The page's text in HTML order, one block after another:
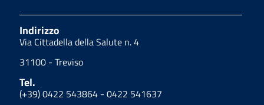
Indirizzo
Via Cittadella della Salute n. 4
31100 - Treviso
Tel.
(+39) 0422 543864 - 0422 541637